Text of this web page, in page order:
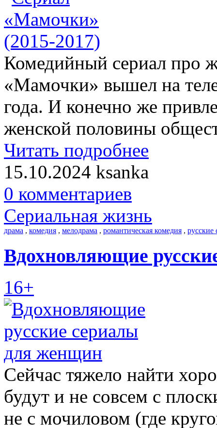
Комедийный сериал про
«Мамочки» вышел на
года. И конечно же
женской половины
Читать подробнее
15.10.2024 ksanka
0 комментариев
Сериальная жизнь
драма , комедия , мелодрама , романтическая комедия , русские
Вдохновляющие
16+
Сейчас тяжело найти
будут и не совсем с
не с мочиловом (где